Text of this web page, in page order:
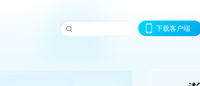
下载客户端